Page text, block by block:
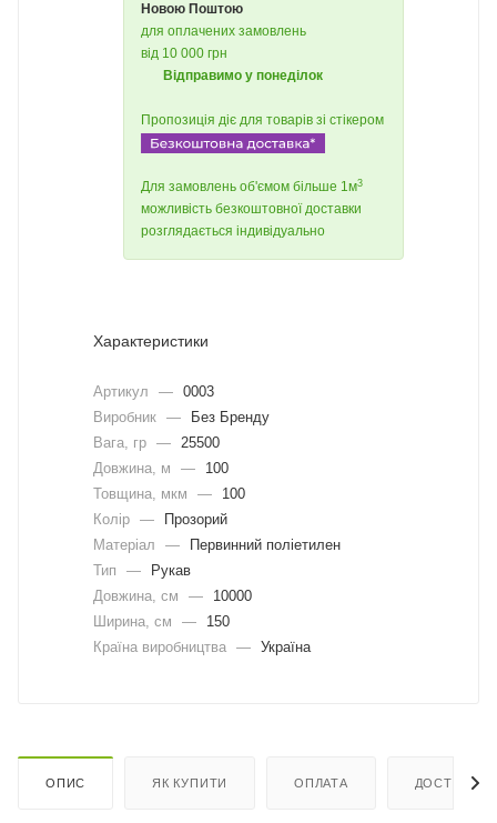
Новою Поштою
для оплачених замовлень
від 10 000 грн
Відправимо у понеділок
Пропозиція діє для товарів зі стікером
Для замовлень об'ємом більше 1м3
можливість безкоштовної доставки
розглядається індивідуально
Характеристики
Артикул — 0003
Виробник —
Без Бренду
Вага, гр —
25500
Довжина, м
—
100
Товщина, мкм
—
100
Колір —
Прозорий
Матеріал
—
Первинний поліетилен
Тип
—
Рукав
Довжина, cм
—
10000
Ширина, cм
—
150
Країна виробництва — Україна
ОПИС ЯК КУПИТИ ОПЛАТА ДОСТАВКА